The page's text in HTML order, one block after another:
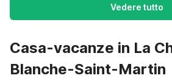
Vedere tutto
Casa-vacanze in La
Blanche-Saint-Martin